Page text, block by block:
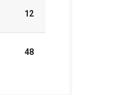
12
48